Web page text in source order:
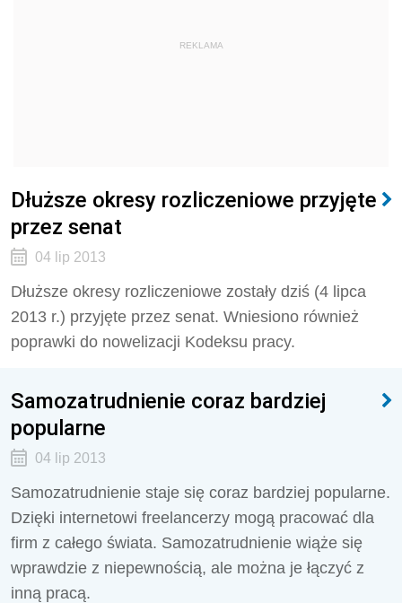
REKLAMA
Dłuższe okresy rozliczeniowe przyjęte
przez senat
04 lip 2013
Dłuższe okresy rozliczeniowe zostały dziś (4 lipca
2013 r.) przyjęte przez senat. Wniesiono również
poprawki do nowelizacji Kodeksu pracy.
Samozatrudnienie coraz bardziej
popularne
04 lip 2013
Samozatrudnienie staje się coraz bardziej popularne.
Dzięki internetowi freelancerzy mogą pracować dla
firm z całego świata. Samozatrudnienie wiąże się
wprawdzie z niepewnością, ale można je łączyć z
inną pracą.